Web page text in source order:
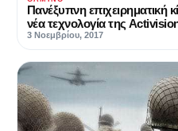
Πανέξυπνη επιχειρηματική
νέα τεχνολογία της
3 Νοεμβρίου, 2017